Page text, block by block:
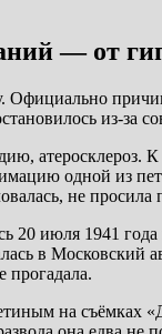
— от
из-за
атеросклероз.
одной из
не просила
20 июля 1941
в
на съёмках